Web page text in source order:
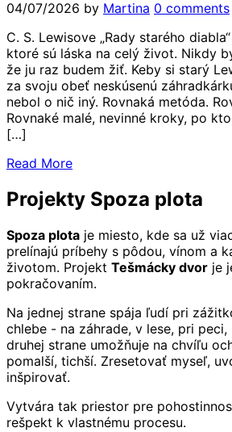
04/07/2026 by Martina 0 comments
C. S. Lewisove „Rady starého
ktoré sú láska na celý život. Nikdy
že ju raz budem žiť. Keby si starý
za svoju obeť neskúsenú
nebol o nič iný. Rovnaká metóda.
Rovnaké malé, nevinné kroky, po
[…]
Read More
Projekty Spoza plota
Spoza plota je miesto, kde sa už
prelínajú príbehy s pôdou, vínom a
životom. Projekt Tešmácky dvor je
pokračovaním.
Na jednej strane spája ľudí pri
chlebe - na záhrade, v lese, pri peci,
druhej strane umožňuje na chvíľu
pomalší, tichší. Zresetovať myseľ,
inšpirovať.
Vytvára tak priestor pre
rešpekt k vlastnému procesu.